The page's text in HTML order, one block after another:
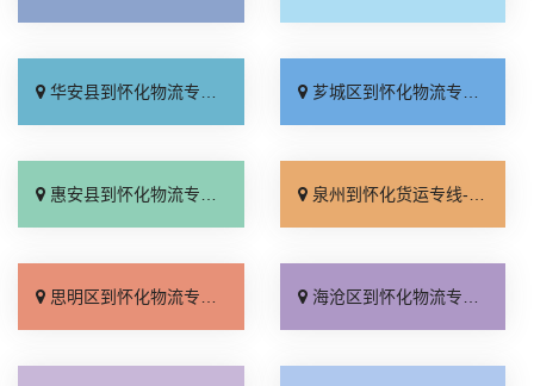
华安县到怀化物流专线_定点发车「全程定位」 芗城区到怀化物流专线_托运省心「价格透明」
惠安县到怀化物流专线_省事省心「损坏理赔」 泉州到怀化货运专线-泉州到怀化物流公司_收费标准「费用多少」
思明区到怀化物流专线_收费标准「诚信为先」 海沧区到怀化物流专线_实时跟踪 「全程无虑」